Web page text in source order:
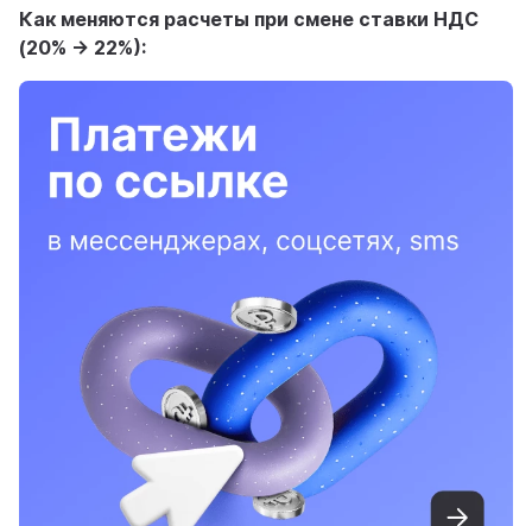
Как меняются расчеты при смене ставки НДС
(20% → 22%):